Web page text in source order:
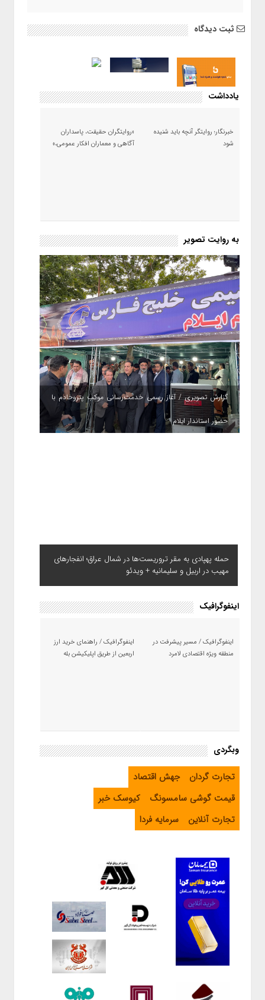
ثبت دیدگاه
یادداشت
خبرنگار؛ روایتگر آنچه باید شنیده
شود
«روایتگران حقیقت، پاسداران
آگاهی و معماران افکار عمومی،»
به روایت تصویر
گزارش تصویری / آغاز رسمی خدمت‌رسانی موکب پتروخادم با
حضور استاندار ایلام
حمله پهپادی به مقر تروریست‌ها در شمال عراق؛ انفجارهای
مهیب در اربیل و سلیمانیه + ویدئو
اینفوگرافیک
اینفوگرافیک / مسیر پیشرفت در
منطقه ویژه اقتصادی لامرد
اینفوگرافیک / راهنمای خرید ارز
اربعین از طریق اپلیکیشن بله
وبگردی
تجارت گردان
جهش اقتصاد
قیمت گوشی سامسونگ
کیوسک خبر
تجارت آنلاین
سرمایه فردا